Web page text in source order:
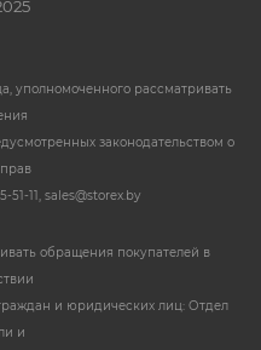
уполномоченного рассматривать
законодательством о
51-11, sales@storex.by
обращения покупателей в
и юридических лиц: Отдел
и